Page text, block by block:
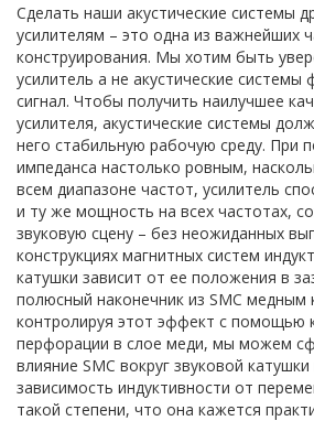
Сделать наши акустические системы
усилителям – это одна из важнейших
конструирования. Мы хотим быть
усилитель а не акустические
сигнал. Чтобы получить наилучшее
усилителя, акустические системы
него стабильную рабочую среду. При
импеданса настолько ровным,
всем диапазоне частот, усилитель
и ту же мощность на всех частотах,
звуковую сцену – без неожиданных
конструкциях магнитных систем
катушки зависит от ее положения в
полюсный наконечник из SMC медным
контролируя этот эффект с помощью
перфорации в слое меди, мы можем
влияние SMC вокруг звуковой
зависимость индуктивности от
такой степени, что она кажется